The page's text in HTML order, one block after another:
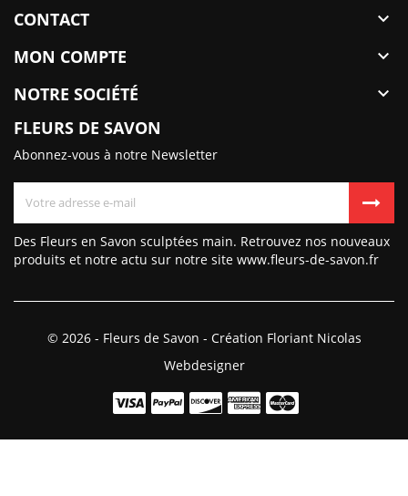
CONTACT

MON COMPTE

NOTRE SOCIÉTÉ

FLEURS DE SAVON
Abonnez-vous à notre Newsletter
Des Fleurs en Savon sculptées main. Retrouvez nos nouveaux
produits et notre actu sur notre site www.fleurs-de-savon.fr
© 2026 - Fleurs de Savon - Création Floriant Nicolas
Webdesigner